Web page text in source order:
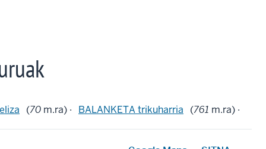
(70 m.ra) · BALANKETA trikuharria (761 m.ra) ·